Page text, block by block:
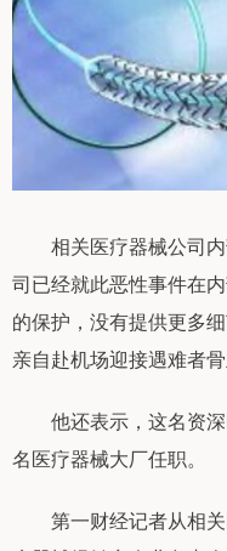
相关医疗器械公司内
司已经就此恶性事件在
的保护，没有提供更多
亲自赴机场迎接遇难者
他还表示，这名资深
名医疗器械大厂任职。
第一财经记者从相关